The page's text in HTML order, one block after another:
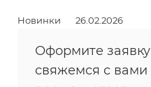
Новинки 26.02.2026
Оформите
свяжемся с